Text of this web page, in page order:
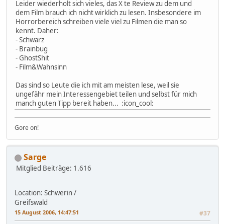
Leider wiederholt sich vieles, das X te Review zu dem und
dem Film brauch ich nicht wirklich zu lesen. Insbesondere im
Horrorbereich schreiben viele viel zu Filmen die man so
kennt. Daher:
- Schwarz
- Brainbug
- GhostShit
- Film&Wahnsinn
Das sind so Leute die ich mit am meisten lese, weil sie
ungefähr mein Interessengebiet teilen und selbst für mich
manch guten Tipp bereit haben... :icon_cool:
Gore on!
Sarge
Mitglied Beiträge: 1.616
Location: Schwerin /
Greifswald
15 August 2006, 14:47:51 #37